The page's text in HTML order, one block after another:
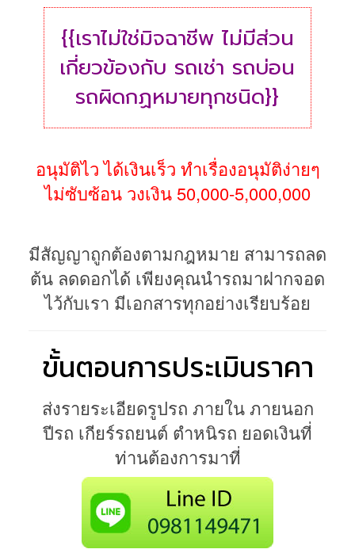
{{เราไม่ใช่มิจฉาชีพ ไม่มีส่วน
เกี่ยวข้องกับ รถเช่า รถบ่อน
รถผิดกฏหมายทุกชนิด}}
อนุมัติไว ได้เงินเร็ว ทำเรื่องอนุมัติง่ายๆ
ไม่ซับซ้อน วงเงิน 50,000-5,000,000
มีสัญญาถูกต้องตามกฎหมาย สามารถลด
ต้น ลดดอกได้ เพียงคุณนำรถมาฝากจอด
ไว้กับเรา มีเอกสารทุกอย่างเรียบร้อย
ขั้นตอนการประเมินราคา
ส่งรายระเอียดรูปรถ ภายใน ภายนอก
ปีรถ เกียร์รถยนต์ ตำหนิรถ ยอดเงินที่
ท่านต้องการมาที่